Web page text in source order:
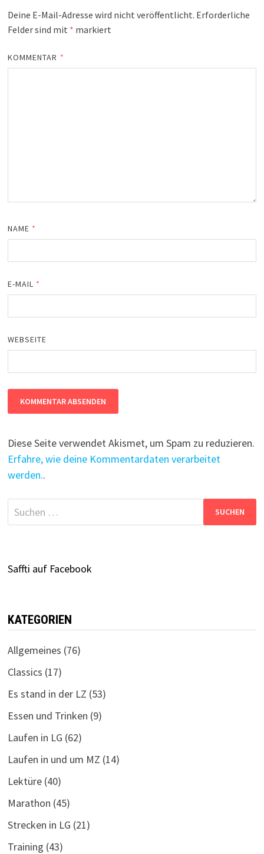
Deine E-Mail-Adresse wird nicht veröffentlicht. Erforderliche
Felder sind mit * markiert
KOMMENTAR *
NAME *
E-MAIL *
WEBSEITE
Diese Seite verwendet Akismet, um Spam zu reduzieren.
Erfahre, wie deine Kommentardaten verarbeitet
werden..
Suchen
nach:
Saffti auf Facebook
KATEGORIEN
Allgemeines (76)
Classics (17)
Es stand in der LZ (53)
Essen und Trinken (9)
Laufen in LG (62)
Laufen in und um MZ (14)
Lektüre(40)
Marathon (45)
Strecken in LG (21)
Training (43)